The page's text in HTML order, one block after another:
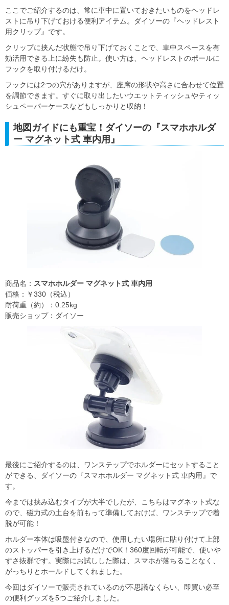
ここでご紹介するのは、常に車中に置いておきたいものをヘッドレ
ストに吊り下げておける便利アイテム。ダイソーの『ヘッドレスト
用クリップ』です。
クリップに挟んだ状態で吊り下げておくことで、車中スペースを有
効活用できる上に紛失も防止。使い方は、ヘッドレストのポールに
フックを取り付けるだけ。
フックには2つの穴がありますが、座席の形状や高さに合わせて位置
を調節できます。すぐに取り出したいウエットティッシュやティッ
シュペーパーケースなどもしっかりと収納！
地図ガイドにも重宝！ダイソーの『スマホホルダ
ー マグネット式 車内用』
商品名： スマホホルダー マグネット式 車内用
価格：￥330（税込）
耐荷重（約）：0.25kg
販売ショップ：ダイソー
最後にご紹介するのは、ワンステップでホルダーにセットすること
ができる、ダイソーの『スマホホルダー マグネット式 車内用』で
す。
今までは挟み込むタイプが大半でしたが、こちらはマグネット式な
ので、磁力式の土台を前もって準備しておけば、ワンステップで着
脱が可能！
ホルダー本体は吸盤付きなので、使用したい場所に貼り付けて上部
のストッパーを引き上げるだけでOK！360度回転が可能で、使いや
すさ抜群です。実際にお試しした際は、スマホが落ちることなく、
がっちりとホールドしてくれました。
今回はダイソーで販売されているのが不思議なくらい、即買い必至
の便利グッズを5つご紹介しました。